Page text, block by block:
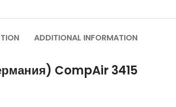
ADDITIONAL INFORMATION
CompAir 3415